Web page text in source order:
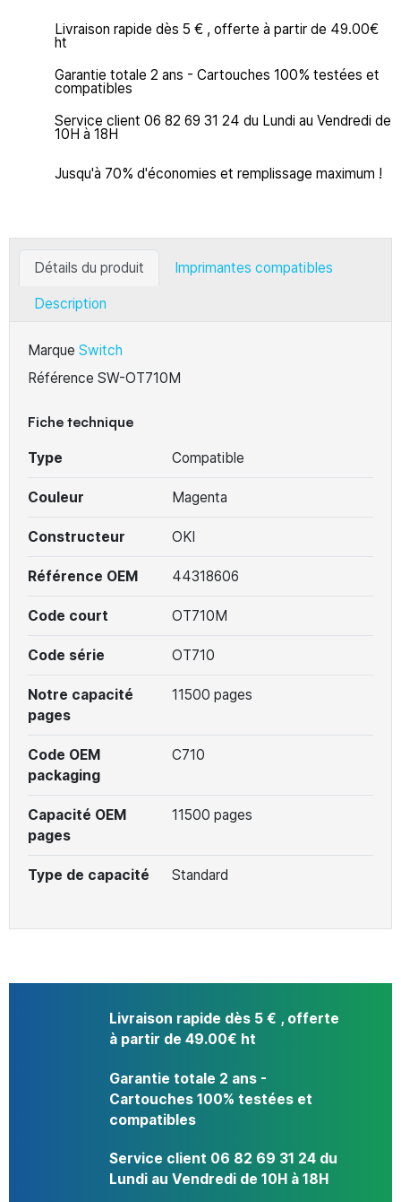
Livraison rapide dès 5 € , offerte à partir de 49.00€
ht
Garantie totale 2 ans - Cartouches 100% testées et
compatibles
Service client 06 82 69 31 24 du Lundi au Vendredi de
10H à 18H
Jusqu'à 70% d'économies et remplissage maximum !
Détails du produit Imprimantes compatibles
Description
Marque Switch
Référence SW-OT710M
Fiche technique
Type Compatible
Couleur Magenta
Constructeur OKI
Référence OEM 44318606
Code court OT710M
Code série OT710
Notre capacité
pages
11500 pages
Code OEM
packaging
C710
Capacité OEM
pages
11500 pages
Type de capacité Standard
Livraison rapide dès 5 € , offerte
à partir de 49.00€ ht
Garantie totale 2 ans -
Cartouches 100% testées et
compatibles
Service client 06 82 69 31 24 du
Lundi au Vendredi de 10H à 18H